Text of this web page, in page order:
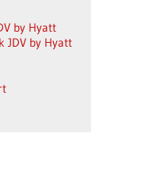
by Hyatt
JDV by Hyatt